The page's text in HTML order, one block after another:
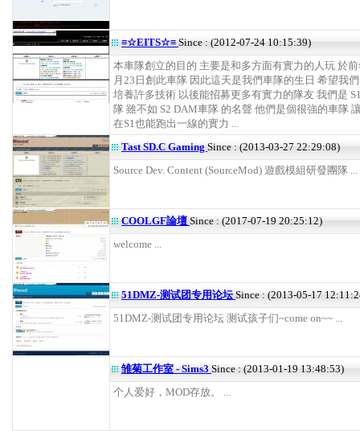
≡☆EITS☆≡ Since : (2012-07-24 10:15:39)
本車隊創立的目的 主要是和多方面有實力的人玩 於
月23日創此車隊 因此這天是我們車隊的生日 希望我
培養許多技術 以後能招募更多有實力的隊友 我們是
隊 雖不如 S2 DAM車隊 的名聲 他們是個很強的車隊
在S1也能跑出一線的實力 ...
Tast SD.C Gaming Since : (2013-03-27 22:29:08)
Source Dev. Content (SourceMod) 遊戲模組研發團隊 ...
COOLGF論壇 Since : (2017-07-19 20:25:12)
welcome ...
51DMZ-测试团专用论坛Since : (2013-05-17
51DMZ-测试团专用论坛 测试孩子们~come on~~ ...
雏菊工作室 - Sims3 Since : (2013-01-19 13:48:53)
个人爱好，MOD存放。 ...